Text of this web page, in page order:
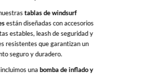
tablas de windsurf
están diseñadas con accesorios
estables, leash de seguridad y
resistentes que garantizan un
seguro y duradero.
una bomba de inflado y